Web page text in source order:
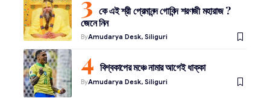
কে এই শ্রী প্রেমানন্দ গোবিন্দ শরণজী মহারাজ ?
জেনে নিন
ByAmudarya Desk, Siliguri
বিশ্বকাপের মঞ্চে নামার আগেই ধাক্কা
ByAmudarya Desk, Siliguri